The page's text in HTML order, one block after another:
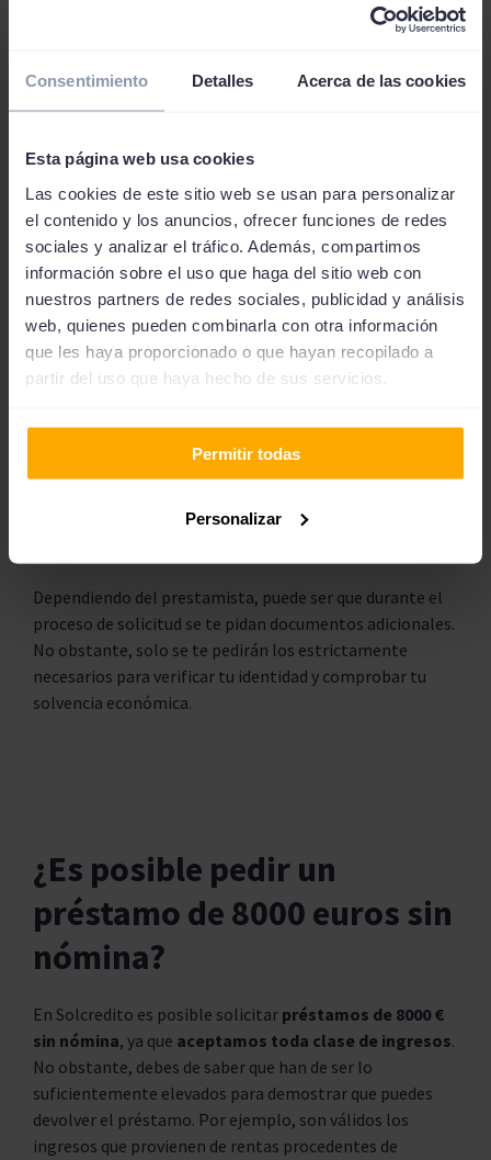
Consentimiento Detalles Acerca de las cookies
Esta página web usa cookies
Las cookies de este sitio web se usan para personalizar
el contenido y los anuncios, ofrecer funciones de redes
sociales y analizar el tráfico. Además, compartimos
información sobre el uso que haga del sitio web con
nuestros partners de redes sociales, publicidad y análisis
web, quienes pueden combinarla con otra información
que les haya proporcionado o que hayan recopilado a
partir del uso que haya hecho de sus servicios.
Permitir todas
Personalizar
Requisitos para solicitar un
préstamo de 8000 euros
euros deberás
cumplir con una serie de requisitos
que no dispongas de ella tal vez necesites un avalista. No
obstante, también puedes aportar otros tipos de
ingresos.
Independientemente de tu situación, deberás aportar
documentación personal para verificar tu identidad
como ahora tuDNIo NIE. Sobre todo es importante que
estén en vigor.
certificado de titularidad de unacuenta bancaria
deberás facilitar un teléfono móvil y una dirección de
Dependiendo del prestamista, puede ser que durante el
proceso de solicitud se te pidan documentos adicionales.
No obstante, solo se te pedirán los estrictamente
necesarios para verificar tu identidad y comprobar tu
solvencia económica.
¿Es posible pedir un
préstamo de 8000 euros sin
nómina?
En Solcredito es posible solicitar préstamos de 8000 €
sin nómina, ya que aceptamos toda clase de ingresos.
No obstante, debes de saber que han de ser lo
suficientemente elevados para demostrar que puedes
devolver el préstamo. Por ejemplo, son válidos los
ingresos que provienen de rentas procedentes de